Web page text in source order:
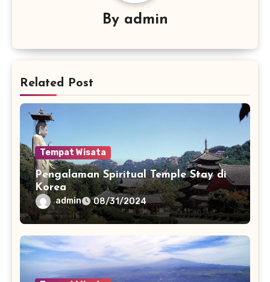
By admin
Related Post
Tempat Wisata
Pengalaman Spiritual Temple Stay di
Korea
admin 08/31/2024